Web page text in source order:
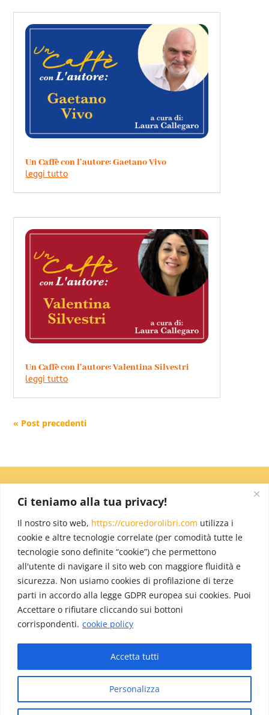
Ci teniamo alla tua privacy!
Il nostro sito web, https://cuoredorolibri.com utilizza i
cookie e altre tecnologie correlate (per comodità tutte le
tecnologie sono definite “cookie”) che permettono
all'utente di navigare il sito web con maggiore fluidità e
sicurezza. Non usiamo cookies di profilazione di terze
parti in accordo alla legge GDPR europea sui cookies. Puoi
Accettare o rifiutare cliccando sui bottoni
corrispondenti. cookie policy
Personalizza
Accetta tutti
Un Caffè con l’autore: Gaetano Vivo
leggi tutto
Un Caffè con l’autore: Valentina Silvestri
leggi tutto
« Post precedenti